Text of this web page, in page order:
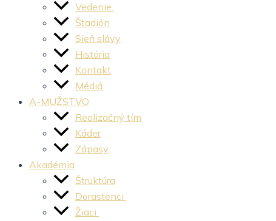
Vedenie
Štadión
Sieň slávy
História
Kontakt
Médiá
A-MUŽSTVO
Realizačný tím
Káder
Zápasy
Akadémia
Štruktúra
Dorastenci
Žiaci